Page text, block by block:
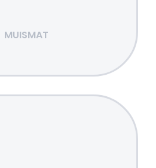
MUISMAT